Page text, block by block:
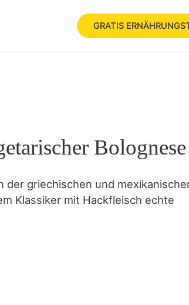
GRATIS
Bolognese
der griechischen und
Klassiker mit Hackfleisch echte